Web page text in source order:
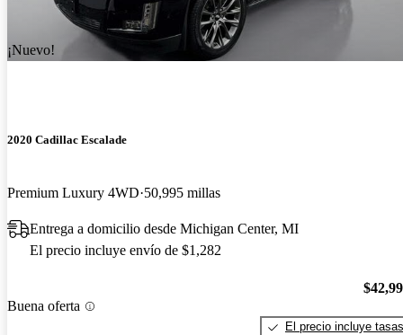
¡Nuevo!
2020 Cadillac Escalade
Premium Luxury 4WD 50,995 millas
Entrega a domicilio desde Michigan Center, MI
El precio incluye envío de $1,282
Buena oferta
El precio incluye tasas